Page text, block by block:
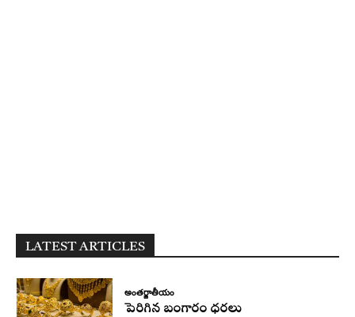
LATEST ARTICLES
అంతర్జాతీయం
పెరిగిన బంగారం ధరలు